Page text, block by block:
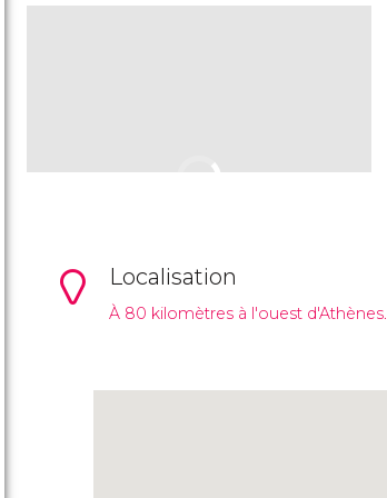
Localisation
À 80 kilomètres à l'ouest d'Athènes.